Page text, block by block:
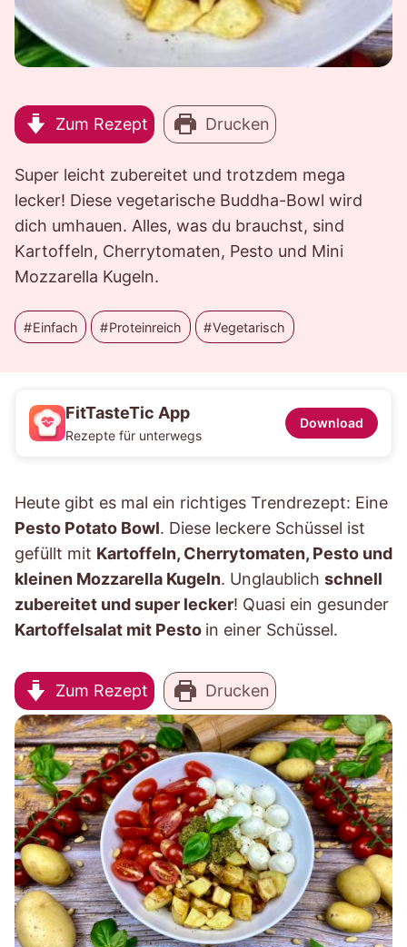
Zum Rezept Drucken
Super leicht zubereitet und trotzdem mega
lecker! Diese vegetarische Buddha-Bowl wird
dich umhauen. Alles, was du brauchst, sind
Kartoffeln, Cherrytomaten, Pesto und Mini
Mozzarella Kugeln.
Einfach Proteinreich Vegetarisch
FitTasteTic App
Rezepte für unterwegs
Download
Heute gibt es mal ein richtiges Trendrezept: Eine
Pesto Potato Bowl. Diese leckere Schüssel ist
gefüllt mit Kartoffeln, Cherrytomaten, Pesto und
kleinen Mozzarella Kugeln. Unglaublich schnell
zubereitet und super lecker! Quasi ein gesunder
Kartoffelsalat mit Pesto in einer Schüssel.
Zum Rezept Drucken